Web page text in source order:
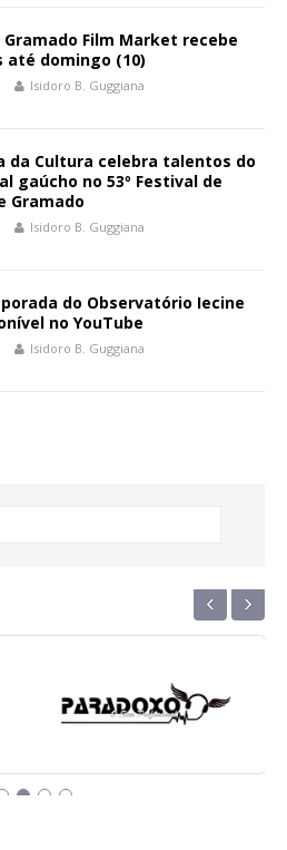
Gramado Film Market recebe
até domingo (10)
Isidoro B. Guggiana
da Cultura celebra talentos do
gaúcho no 53º Festival de
Gramado
Isidoro B. Guggiana
do Observatório Iecine
no YouTube
Isidoro B. Guggiana
‹ ›